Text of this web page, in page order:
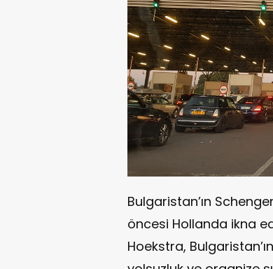
Bulgaristan’ın
öncesi Hollanda ikna
Hoekstra,